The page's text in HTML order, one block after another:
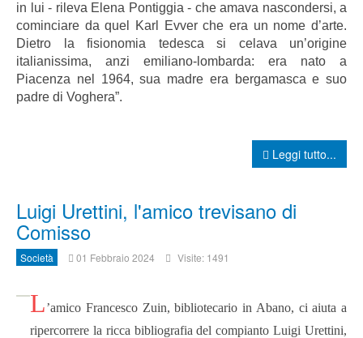
in lui - rileva Elena Pontiggia - che amava nascondersi, a
cominciare da quel Karl Evver che era un nome d’arte.
Dietro la fisionomia tedesca si celava un’origine
italianissima, anzi emiliano-lombarda: era nato a
Piacenza nel 1964, sua madre era bergamasca e suo
padre di Voghera”.
Leggi tutto...
Luigi Urettini, l'amico trevisano di
Comisso
Società 01 Febbraio 2024 Visite: 1491
L’amico Francesco Zuin, bibliotecario in Abano, ci aiuta a
ripercorrere la ricca bibliografia del compianto Luigi Urettini,